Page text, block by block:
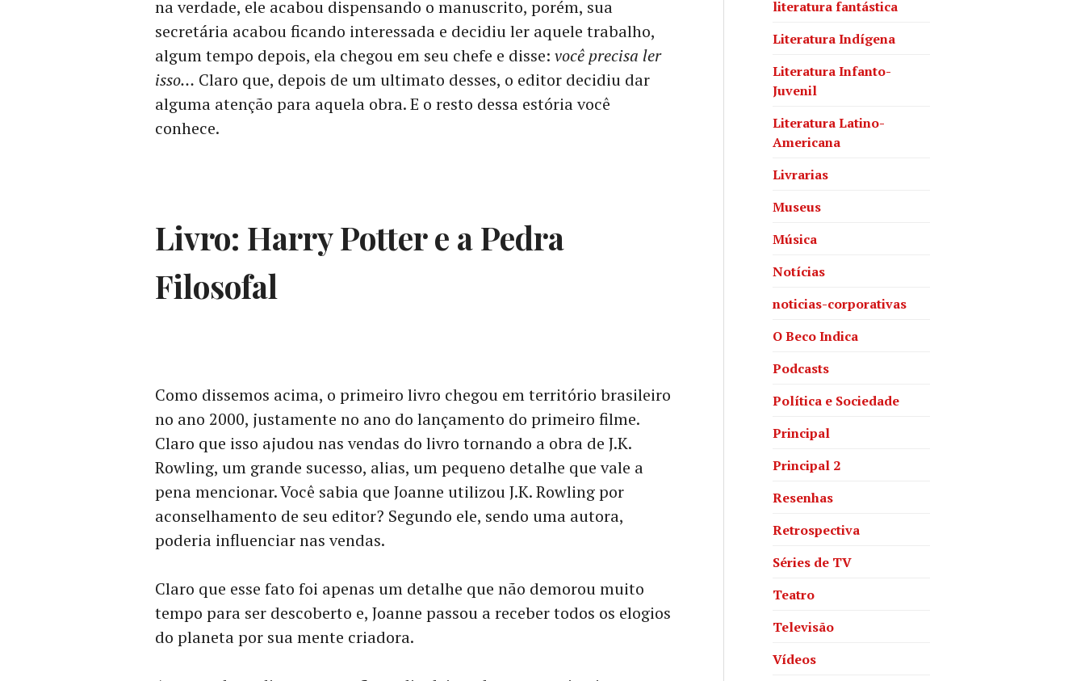
na verdade, ele acabou dispensando o manuscrito, porém, sua
secretária acabou ficando interessada e decidiu ler aquele trabalho,
algum tempo depois, ela chegou em seu chefe e disse: você precisa ler
isso… Claro que, depois de um ultimato desses, o editor decidiu dar
alguma atenção para aquela obra. E o resto dessa estória você
conhece.
Livro: Harry Potter e a Pedra
Filosofal
Como dissemos acima, o primeiro livro chegou em território brasileiro
no ano 2000, justamente no ano do lançamento do primeiro filme.
Claro que isso ajudou nas vendas do livro tornando a obra de J.K.
Rowling, um grande sucesso, alias, um pequeno detalhe que vale a
pena mencionar. Você sabia que Joanne utilizou J.K. Rowling por
aconselhamento de seu editor? Segundo ele, sendo uma autora,
poderia influenciar nas vendas.
Claro que esse fato foi apenas um detalhe que não demorou muito
tempo para ser descoberto e, Joanne passou a receber todos os elogios
do planeta por sua mente criadora.
literatura fantástica
Literatura Indígena
Literatura Infanto-
Juvenil
Literatura Latino-
Americana
Livrarias
Museus
Música
Notícias
noticias-corporativas
O Beco Indica
Podcasts
Política e Sociedade
Principal
Principal 2
Resenhas
Retrospectiva
Séries de TV
Teatro
Televisão
Vídeos